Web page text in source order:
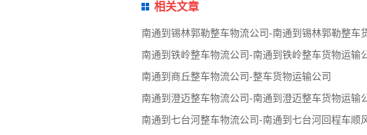
相关文章
南通到锡林郭勒整车物流公司-南通到锡林郭勒整车
南通到铁岭整车物流公司-南通到铁岭整车货物运输
南通到商丘整车物流公司-整车货物运输公司
南通到澄迈整车物流公司-南通到澄迈整车货物运输
南通到七台河整车物流公司-南通到七台河回程车顺